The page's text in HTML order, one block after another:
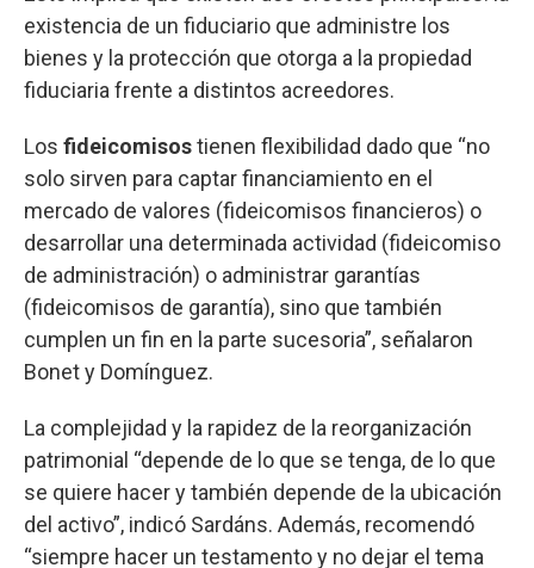
existencia de un fiduciario que administre los
bienes y la protección que otorga a la propiedad
fiduciaria frente a distintos acreedores.
Los fideicomisostienen flexibilidad dado que “no
solo sirven para captar financiamiento en el
mercado de valores (fideicomisos financieros) o
desarrollar una determinada actividad (fideicomiso
de administración) o administrar garantías
(fideicomisos de garantía), sino que también
cumplen un fin en la parte sucesoria”, señalaron
Bonet y Domínguez.
La complejidad y la rapidez de la reorganización
patrimonial “depende de lo que se tenga, de lo que
se quiere hacer y también depende de la ubicación
del activo”, indicó Sardáns. Además, recomendó
“siempre hacer un testamento y no dejar el tema